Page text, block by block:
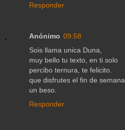
Responder
Anónimo 09:58
Sois llama unica Duna,
muy bello tu texto, en ti solo
percibo ternura, te felicito.
que disfrutes el fin de semana.
un beso.
Responder